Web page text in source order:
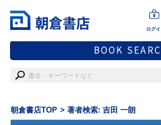
ログ
BOOK
朝倉書店TOP 著者検索: 吉田 一朗